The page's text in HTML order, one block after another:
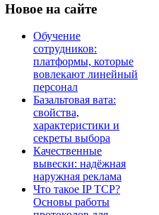
Новое на сайте
Обучение
сотрудников:
платформы, которые
вовлекают линейный
персонал
Базальтовая вата:
свойства,
характеристики и
секреты выбора
Качественные
вывески: надёжная
наружная реклама
Что такое IP TCP?
Основы работы